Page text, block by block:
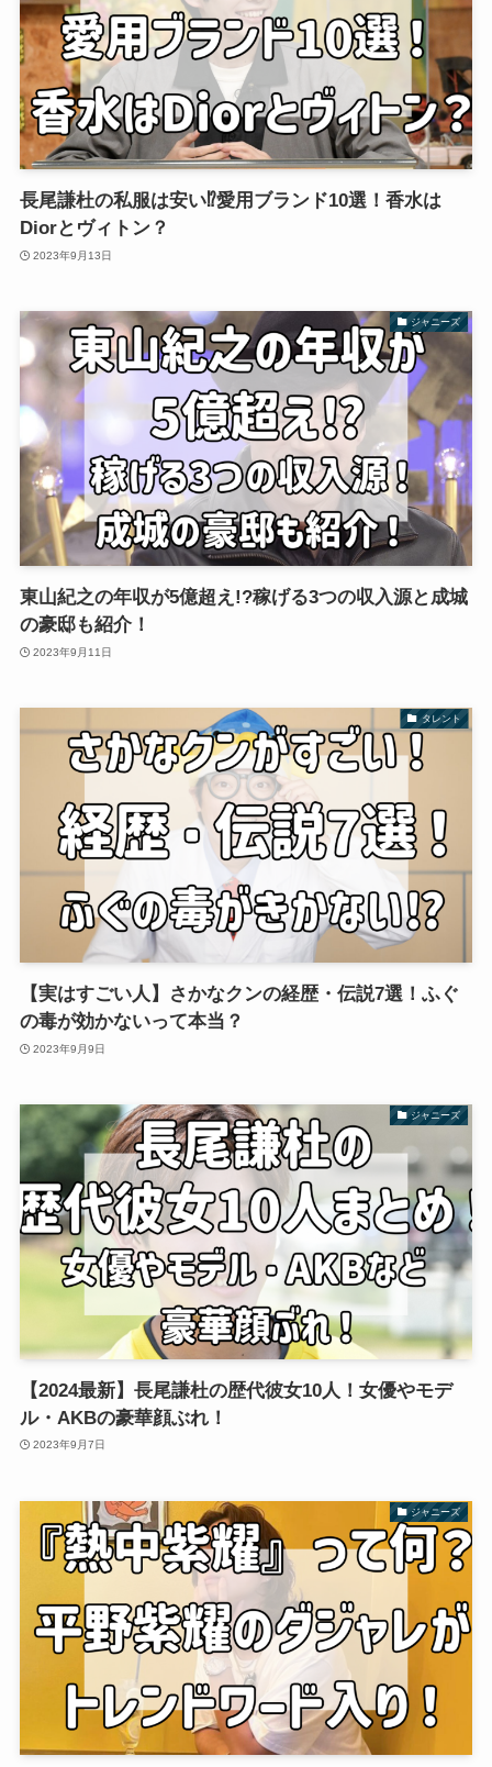
長尾謙杜の私服は安い⁉愛用ブランド10選！香水は
Diorとヴィトン？
2023年9月13日
ジャニーズ
東山紀之の年収が5億超え!?稼げる3つの収入源と成城
の豪邸も紹介！
2023年9月11日
タレント
【実はすごい人】さかなクンの経歴・伝説7選！ふぐ
の毒が効かないって本当？
2023年9月9日
ジャニーズ
【2024最新】長尾謙杜の歴代彼女10人！女優やモデ
ル・AKBの豪華顔ぶれ！
2023年9月7日
ジャニーズ